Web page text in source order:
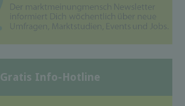
Gratis Info-Hotline